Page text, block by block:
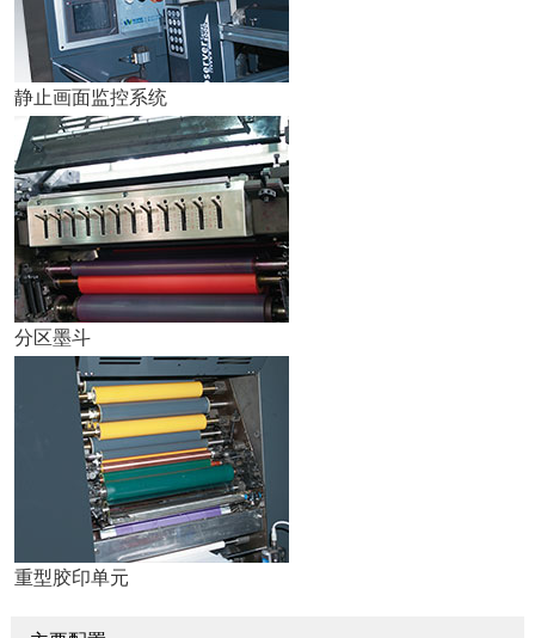
静止画面监控系统
分区墨斗
重型胶印单元